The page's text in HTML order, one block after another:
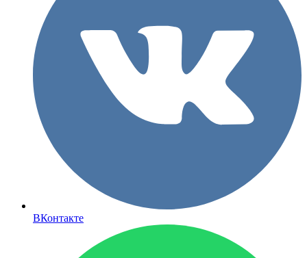
ВКонтакте